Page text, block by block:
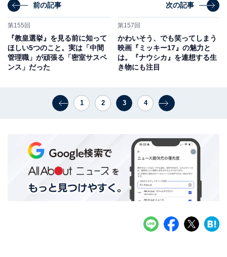
前の記事
第155回
『教皇選挙』を見る前に知って
ほしい5つのこと。実は「中間
管理職」が頑張る「密室サスペ
ンス」だった
次の記事
第157回
かわいそう、でも笑ってしまう
映画『ミッキー17』の魅力と
は。『ナウシカ』を連想する生
き物にも注目
1 2 3 4